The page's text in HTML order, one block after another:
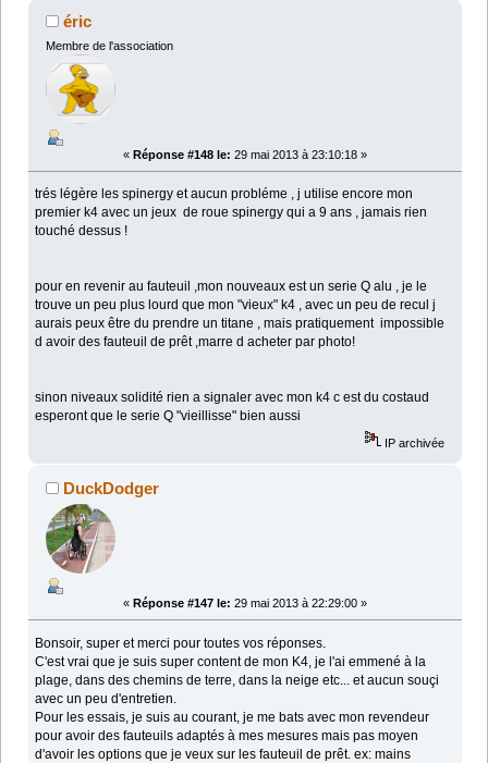
éric
Membre de l'association
« Réponse #148 le: 29 mai 2013 à 23:10:18 »
trés légère les spinergy et aucun probléme , j utilise encore mon
premier k4 avec un jeux de roue spinergy qui a 9 ans , jamais rien
touché dessus !
pour en revenir au fauteuil ,mon nouveaux est un serie Q alu , je le
trouve un peu plus lourd que mon "vieux" k4 , avec un peu de recul j
aurais peux être du prendre un titane , mais pratiquement impossible
d avoir des fauteuil de prêt ,marre d acheter par photo!
sinon niveaux solidité rien a signaler avec mon k4 c est du costaud
esperont que le serie Q "vieillisse" bien aussi
IP archivée
DuckDodger
« Réponse #147 le: 29 mai 2013 à 22:29:00 »
Bonsoir, super et merci pour toutes vos réponses.
C'est vrai que je suis super content de mon K4, je l'ai emmené à la
plage, dans des chemins de terre, dans la neige etc... et aucun souçi
avec un peu d'entretien.
Pour les essais, je suis au courant, je me bats avec mon revendeur
pour avoir des fauteuils adaptés à mes mesures mais pas moyen
d'avoir les options que je veux sur les fauteuil de prêt. ex: mains